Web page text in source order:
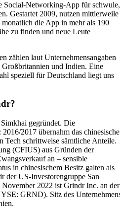
Social-Networking-App für schwule,
Gestartet 2009, nutzen mittlerweile
die App in mehr als 190
zu finden und neue Leute
zählen laut Unternehmensangaben
und Indien. Eine
speziell für Deutschland liegt uns
gegründet. Die
2017 übernahm das chinesische
schrittweise sämtliche Anteile.
(CFIUS) aus Gründen der
an – sensible
in chinesischem Besitz galten als
der US-Investorengruppe San
2022 ist Grindr Inc. an der
GRND). Sitz des